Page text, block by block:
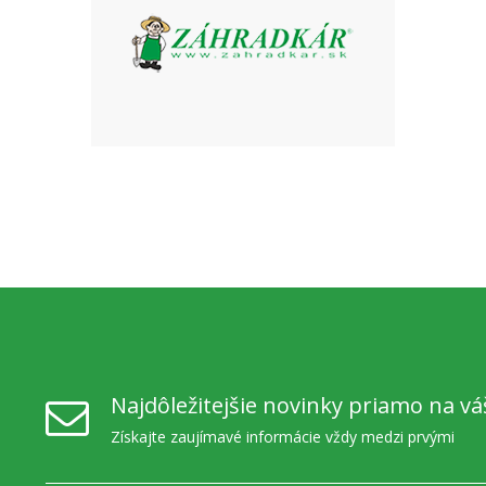
Najdôležitejšie novinky priamo na
Získajte zaujímavé informácie vždy medzi prvými